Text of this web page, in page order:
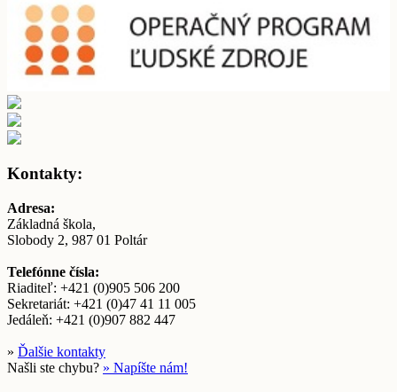
Kontakty:
Adresa:
Základná škola,
Slobody 2, 987 01 Poltár
Telefónne čísla:
Riaditeľ: +421 (0)905 506 200
Sekretariát: +421 (0)47 41 11 005
Jedáleň: +421 (0)907 882 447
» Ďalšie kontakty
Našli ste chybu? » Napíšte nám!